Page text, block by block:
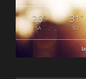
26°
SA
31°
SO